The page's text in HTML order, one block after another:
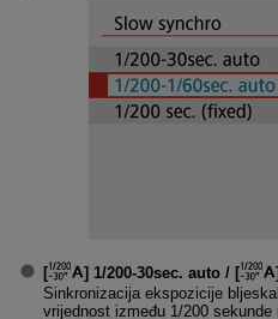
[ ] 1/200-30sec. auto/ [ ]
Sinkronizacija ekspozicije
vrijednost između 1/200